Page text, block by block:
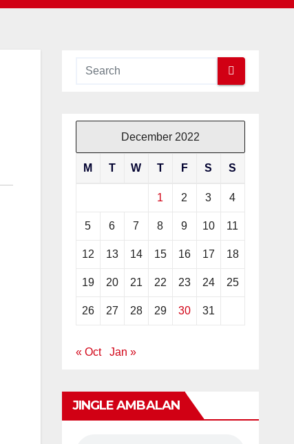
December 2022
M T W T F S S
1 2 3 4
5 6 7 8 9 10 11
12 13 14 15 16 17 18
19 20 21 22 23 24 25
26 27 28 29 30 31
« Oct Jan »
JINGLE AMBALAN